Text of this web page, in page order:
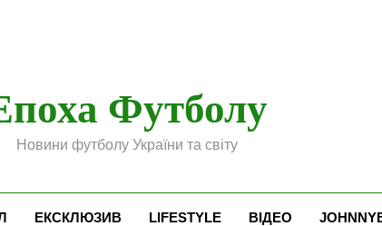
Футболу
Новини футболу України та світу
ЕКСКЛЮЗИВ LIFESTYLE ВІДЕО